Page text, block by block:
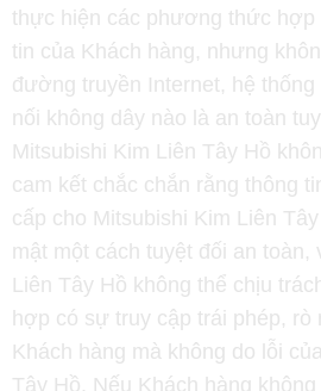
thực hiện các phương thức hợp
tin của Khách hàng, nhưng
đường truyền Internet, hệ
nối không dây nào là an toàn
Mitsubishi Kim Liên Tây Hồ
cam kết chắc chắn rằng thông
cấp cho Mitsubishi Kim Liên
mật một cách tuyệt đối an toàn,
Liên Tây Hồ không thể chịu
hợp có sự truy cập trái phép, rò
Khách hàng mà không do lỗi
Tây Hồ. Nếu Khách hàng